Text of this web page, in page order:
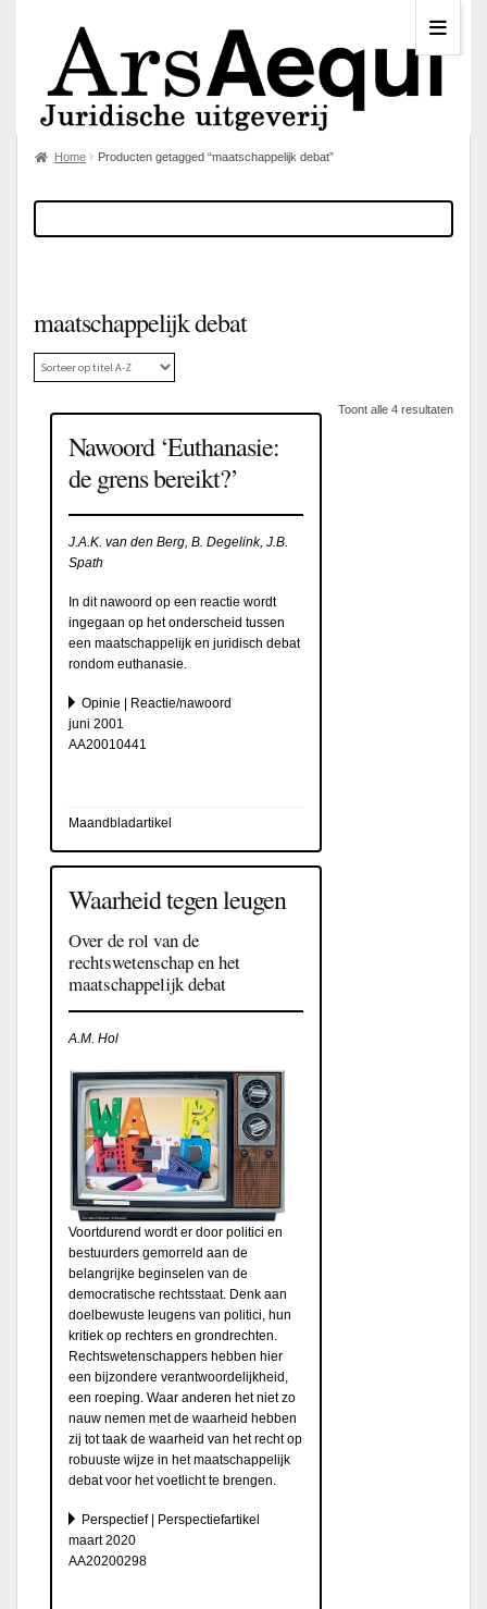
Home Producten getagged “maatschappelijk debat”
maatschappelijk debat
Toont alle 4 resultaten
Nawoord ‘Euthanasie:
de grens bereikt?’
J.A.K. van den Berg, B. Degelink, J.B.
Spath
In dit nawoord op een reactie wordt
ingegaan op het onderscheid tussen
een maatschappelijk en juridisch debat
rondom euthanasie.
Opinie | Reactie/nawoord
juni 2001
AA20010441
Maandbladartikel
Waarheid tegen leugen
Over de rol van de
rechtswetenschap en het
maatschappelijk debat
A.M. Hol
Voortdurend wordt er door politici en
bestuurders gemorreld aan de
belangrijke beginselen van de
democratische rechtsstaat. Denk aan
doelbewuste leugens van politici, hun
kritiek op rechters en grondrechten.
Rechtswetenschappers hebben hier
een bijzondere verantwoordelijkheid,
een roeping. Waar anderen het niet zo
nauw nemen met de waarheid hebben
zij tot taak de waarheid van het recht op
robuuste wijze in het maatschappelijk
debat voor het voetlicht te brengen.
Perspectief | Perspectiefartikel
maart 2020
AA20200298